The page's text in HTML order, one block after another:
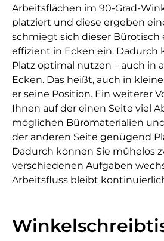
Arbeitsflächen im 90-Grad-
platziert und diese ergeben
schmiegt sich dieser Bürotisch
effizient in Ecken ein. Dadurch
Platz optimal nutzen – auch in
Ecken. Das heißt, auch in
er seine Position. Ein weiterer
Ihnen auf der einen Seite viel
möglichen Büromaterialien
der anderen Seite genügend
Dadurch können Sie mühelos
verschiedenen Aufgaben
Arbeitsfluss bleibt